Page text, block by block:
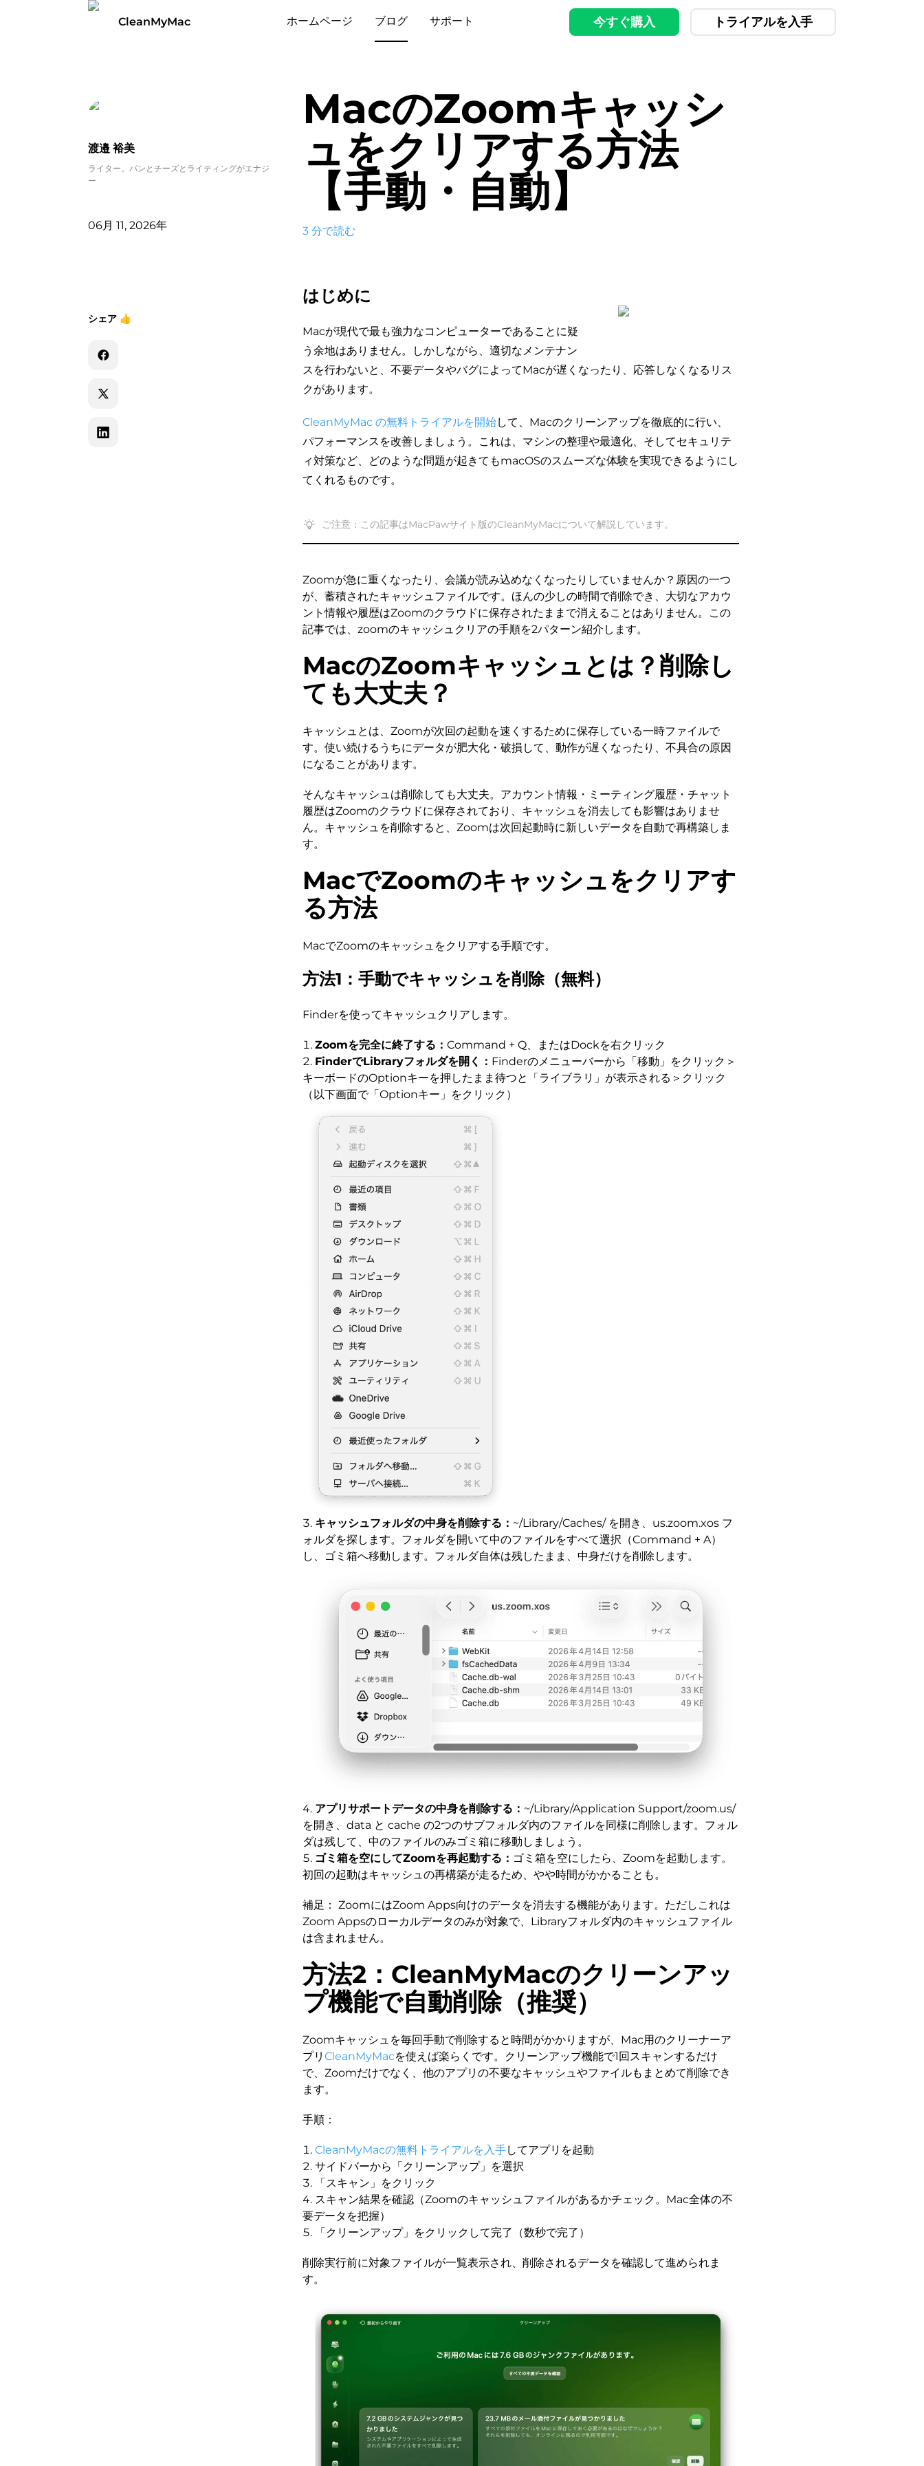
CleanMyMac ホームページ ブログ サポート 今すぐ購入 トライアルを入手
渡邉 裕美
ライター。パンとチーズとライティングがエナジ
ー
06月 11, 2026年
シェア 👍
MacのZoomキャッシ
ュをクリアする方法
【手動・自動】
3 分で読む
はじめに
Macが現代で最も強力なコンピューターであることに疑
う余地はありません。しかしながら、適切なメンテナン
スを行わないと、不要データやバグによってMacが遅くなったり、応答しなくなるリス
クがあります。
CleanMyMac の無料トライアルを開始して、Macのクリーンアップを徹底的に行い、
パフォーマンスを改善しましょう。これは、マシンの整理や最適化、そしてセキュリテ
ィ対策など、どのような問題が起きてもmacOSのスムーズな体験を実現できるようにし
てくれるものです。
ご注意：この記事はMacPawサイト版のCleanMyMacについて解説しています。
Zoomが急に重くなったり、会議が読み込めなくなったりしていませんか？原因の一つ
が、蓄積されたキャッシュファイルです。ほんの少しの時間で削除でき、大切なアカウ
ント情報や履歴はZoomのクラウドに保存されたままで消えることはありません。この
記事では、zoomのキャッシュクリアの手順を2パターン紹介します。
MacのZoomキャッシュとは？削除し
ても大丈夫？
キャッシュとは、Zoomが次回の起動を速くするために保存している一時ファイルで
す。使い続けるうちにデータが肥大化・破損して、動作が遅くなったり、不具合の原因
になることがあります。
そんなキャッシュは削除しても大丈夫。アカウント情報・ミーティング履歴・チャット
履歴はZoomのクラウドに保存されており、キャッシュを消去しても影響はありませ
ん。キャッシュを削除すると、Zoomは次回起動時に新しいデータを自動で再構築しま
す。
MacでZoomのキャッシュをクリアす
る方法
MacでZoomのキャッシュをクリアする手順です。
方法1：手動でキャッシュを削除（無料）
Finderを使ってキャッシュクリアします。
Zoomを完全に終了する： Command + Q、またはDockを右クリック
FinderでLibraryフォルダを開く： Finderのメニューバーから「移動」をクリック＞
キーボードのOptionキーを押したまま待つと「ライブラリ」が表示される＞クリック
（以下画面で「Optionキー」をクリック）
キャッシュフォルダの中身を削除する： ~/Library/Caches/ を開き、us.zoom.xos フ
ォルダを探します。フォルダを開いて中のファイルをすべて選択（Command + A）
し、ゴミ箱へ移動します。フォルダ自体は残したまま、中身だけを削除します。
アプリサポートデータの中身を削除する： ~/Library/Application Support/zoom.us/
を開き、data と cache の2つのサブフォルダ内のファイルを同様に削除します。フォル
ダは残して、中のファイルのみゴミ箱に移動しましょう。
ゴミ箱を空にしてZoomを再起動する： ゴミ箱を空にしたら、Zoomを起動します。
初回の起動はキャッシュの再構築が走るため、やや時間がかかることも。
補足： ZoomにはZoom Apps向けのデータを消去する機能があります。ただしこれは
Zoom Appsのローカルデータのみが対象で、Libraryフォルダ内のキャッシュファイル
は含まれません。
方法2：CleanMyMacのクリーンアッ
プ機能で自動削除（推奨）
Zoomキャッシュを毎回手動で削除すると時間がかかりますが、Mac用のクリーナーア
プリ CleanMyMacを使えば楽らくです。クリーンアップ機能で1回スキャンするだけ
で、Zoomだけでなく、他のアプリの不要なキャッシュやファイルもまとめて削除でき
ます。
手順：
CleanMyMacの無料トライアルを入手してアプリを起動
サイドバーから「クリーンアップ」を選択
「スキャン」をクリック
スキャン結果を確認（Zoomのキャッシュファイルがあるかチェック。Mac全体の不
要データを把握）
「クリーンアップ」をクリックして完了（数秒で完了）
削除実行前に対象ファイルが一覧表示され、削除されるデータを確認して進められま
す。